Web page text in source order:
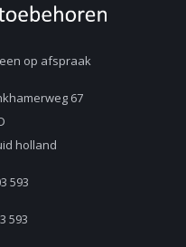
op afspraak
67
holland
593
593